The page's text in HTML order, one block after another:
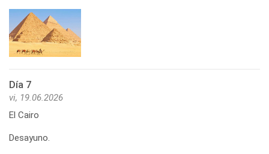
Día 7
vi, 19.06.2026
El Cairo
Desayuno.